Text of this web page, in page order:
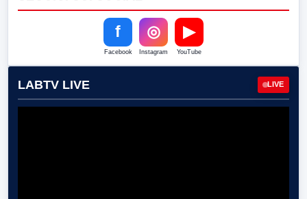
f
Facebook
◎
Instagram
▶
YouTube
LABTV LIVE LIVE